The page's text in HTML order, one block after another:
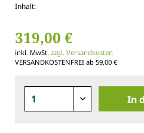
Inhalt:
319,00 €
inkl. MwSt. zzgl. Versandkosten
VERSANDKOSTENFREI ab 59,00 €
In